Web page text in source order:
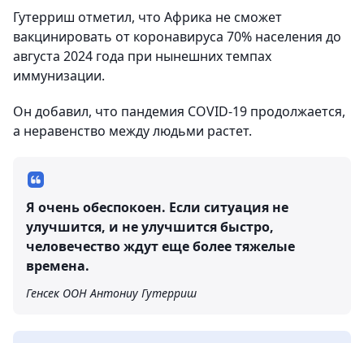
Гутерриш отметил, что Африка не сможет
вакцинировать от коронавируса 70% населения до
августа 2024 года при нынешних темпах
иммунизации.
Он добавил, что пандемия COVID-19 продолжается,
а неравенство между людьми растет.
Я очень обеспокоен. Если ситуация не
улучшится, и не улучшится быстро,
человечество ждут еще более тяжелые
времена.
Генсек ООН Антониу Гутерриш